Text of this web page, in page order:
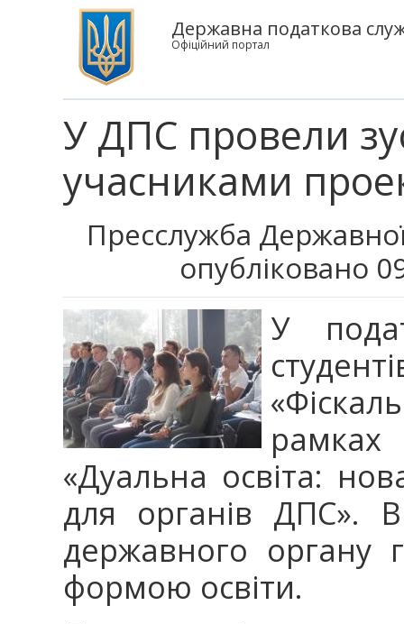
Державна податкова
Офіційний портал
У ДПС провели
учасниками
Пресслужба
опубліковано
У
«Дуальна освіта:
для органів ДПС».
державного органу
формою освіти.